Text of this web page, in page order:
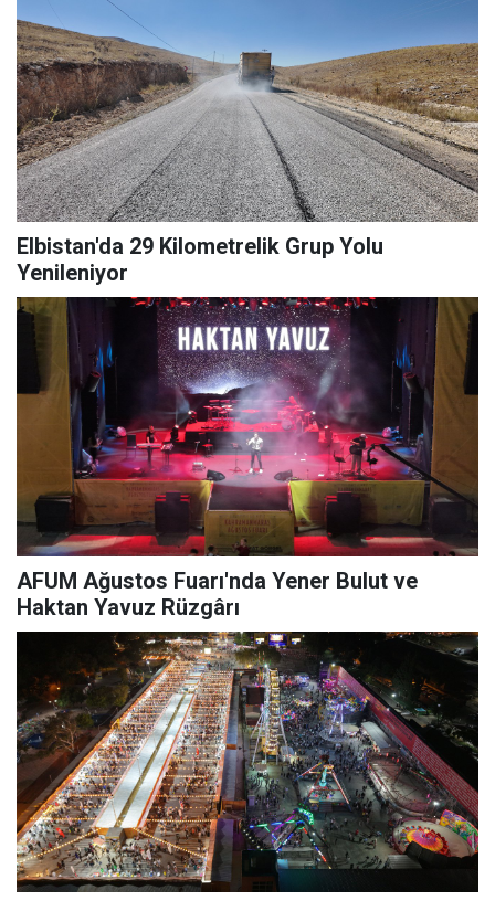
Elbistan'da 29 Kilometrelik Grup Yolu
Yenileniyor
AFUM Ağustos Fuarı'nda Yener Bulut ve
Haktan Yavuz Rüzgârı